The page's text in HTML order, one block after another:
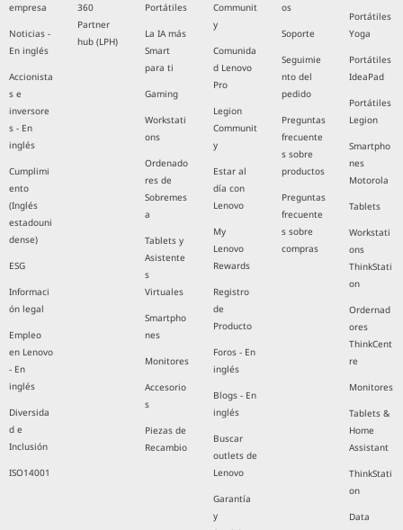
empresa
Noticias -
En inglés
Accionista
s e
inversore
s - En
inglés
Cumplimi
ento
(Inglés
estadouni
dense)
ESG
Informaci
ón legal
Empleo
en Lenovo
- En
inglés
Diversida
d e
Inclusión
ISO14001
360
Partner
hub (LPH)
Portátiles
La IA más
Smart
para ti
Gaming
Workstati
ons
Ordenado
res de
Sobremes
a
Tablets y
Asistente
s
Virtuales
Smartpho
nes
Monitores
Accesorio
s
Piezas de
Recambio
Communit
y
Comunida
d Lenovo
Pro
Legion
Communit
y
Estar al
día con
Lenovo
My
Lenovo
Rewards
Registro
de
Producto
Foros - En
inglés
Blogs - En
inglés
Buscar
outlets de
Lenovo
Garantía
y
os
Soporte
Seguimie
nto del
pedido
Preguntas
frecuente
s sobre
productos
Preguntas
frecuente
s sobre
compras
Portátiles
Yoga
Portátiles
IdeaPad
Portátiles
Legion
Smartpho
nes
Motorola
Tablets
Workstati
ons
ThinkStati
on
Ordernad
ores
ThinkCent
re
Monitores
Tablets &
Home
Assistant
ThinkStati
on
Data